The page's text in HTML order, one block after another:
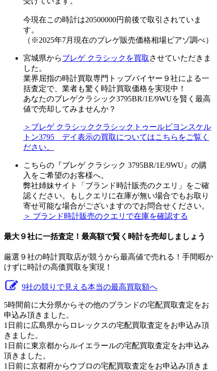
今現在この時計は20500000円前後で取引されていま
す。
（※2025年7月現在のブレゲ販売価格相場ピアゾ調べ）
宮城県からブレゲ クラシックを買取 させていただきま
した。
業界屈指の時計買取専門トップバイヤー９社による一
括査定で、業者も驚く時計買取価格を実現中！
あなたのブレゲクラシック3795BR/1E/9WUを賢く最高
値で売却してみませんか？
＞ブレゲ クラシッククラシックトゥールビヨンスケル
トン3795 デイ表示の買取についてはこちらをご覧く
ださい。
こちらの『ブレゲ クラシック 3795BR/1E/9WU』の購
入をご希望のお客様へ。
弊社姉妹サイト「ブランド時計販売のクエリ」をご確
認ください。もしクエリに在庫が無い場合でもお取り
寄せ可能な場合がございますのでお問合せください。
＞ ブランド時計販売のクエリで在庫を確認する
最大９社に一括査定！ 最高額で賢く時計を売却しましょう
厳選９社の時計買取店が競うから最高値で売れる！手間暇か
けずに時計の高価買取を実現！
9社の競りで見える本当の最高買取額へ
5時間前に大分県からその他のブランドの宅配買取査定をお
申込み頂きました。
1日前に広島県からロレックスの宅配買取査定をお申込み頂
きました。
1日前に東京都からルイエラールの宅配買取査定をお申込み
頂きました。
1日前に京都府からウブロの宅配買取査定をお申込み頂きま